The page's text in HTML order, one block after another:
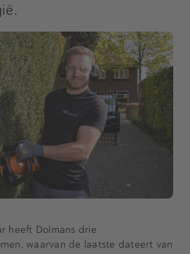
heeft Dolmans drie
waarvan de laatste dateert van